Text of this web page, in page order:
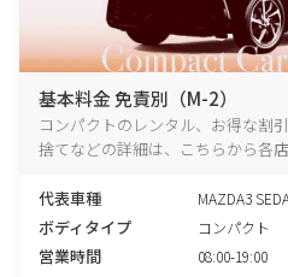
基本料金 免責別（M-2）
コンパクトのレンタル、お得な割
捨てなどの詳細は、こちらから各
代表車種 MAZDA3
ボディタイプ コンパクト
営業時間 08:00-19:00